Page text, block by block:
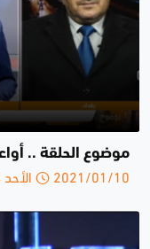
موضوع الحلقة ..
2021/01/10 الأحد 11:24 ص